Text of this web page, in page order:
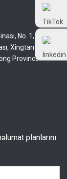
No. 1, Keji
Xingtan
Province
planlarını